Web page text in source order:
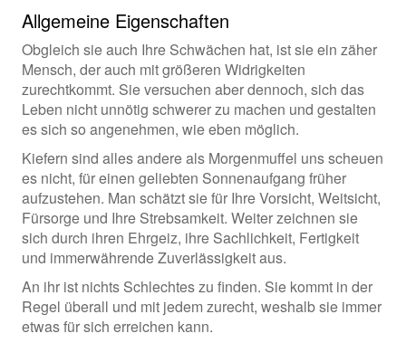
Allgemeine Eigenschaften
Obgleich sie auch Ihre Schwächen hat, ist sie ein zäher
Mensch, der auch mit größeren Widrigkeiten
zurechtkommt. Sie versuchen aber dennoch, sich das
Leben nicht unnötig schwerer zu machen und gestalten
es sich so angenehmen, wie eben möglich.
Kiefern sind alles andere als Morgenmuffel uns scheuen
es nicht, für einen geliebten Sonnenaufgang früher
aufzustehen. Man schätzt sie für Ihre Vorsicht, Weitsicht,
Fürsorge und Ihre Strebsamkeit. Weiter zeichnen sie
sich durch ihren Ehrgeiz, ihre Sachlichkeit, Fertigkeit
und immerwährende Zuverlässigkeit aus.
An ihr ist nichts Schlechtes zu finden. Sie kommt in der
Regel überall und mit jedem zurecht, weshalb sie immer
etwas für sich erreichen kann.